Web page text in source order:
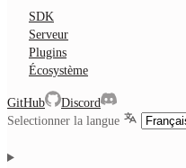
SDK
Serveur
Plugins
Écosystème
GitHub
Discord
Selectionner la langue